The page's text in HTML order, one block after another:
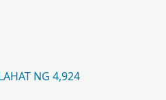
NG 4,924